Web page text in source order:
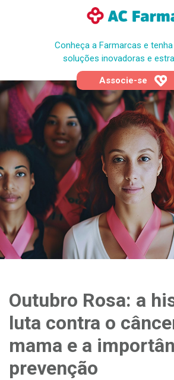
Conheça a Farmarcas e
soluções inovadoras e
Associe-se
Outubro Rosa: a
luta contra o
mama e a
prevenção